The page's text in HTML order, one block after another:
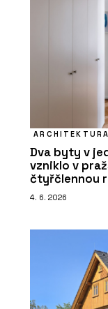
ARCHITEKTURA
Dva byty v
vzniklo v
čtyřčlennou
4. 6. 2026